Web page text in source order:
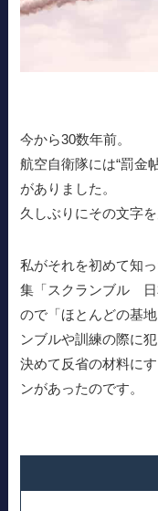
今から30数年前。
航空自衛隊には“罰金
がありました。
久しぶりにその文字
私がそれを初めて知
集「スクランブル 日
ので「ほとんどの基
ンブルや訓練の際に
決めて反省の材料に
ンがあったのです。